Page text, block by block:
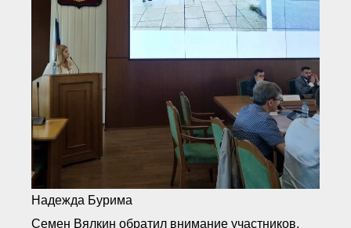
Надежда Бурима
Семен Вялкин обратил внимание участников,